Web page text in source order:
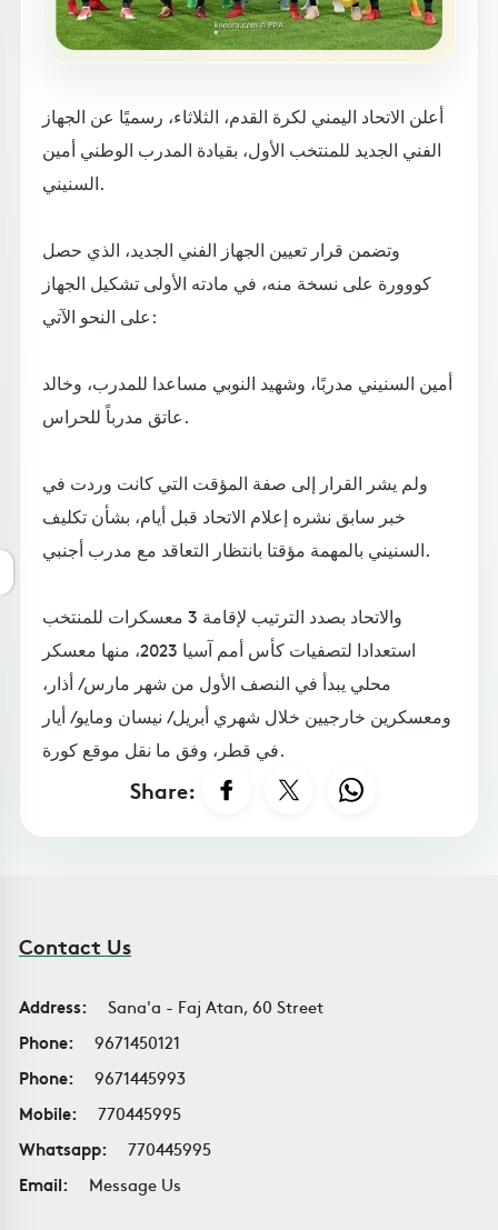
أعلن الاتحاد اليمني لكرة القدم، الثلاثاء، رسميًا عن الجهاز
الفني الجديد للمنتخب الأول، بقيادة المدرب الوطني أمين
السنيني.
وتضمن قرار تعيين الجهاز الفني الجديد، الذي حصل
كووورة على نسخة منه، في مادته الأولى تشكيل الجهاز
على النحو الآتي:
أمين السنيني مدربًا، وشهيد النوبي مساعدا للمدرب، وخالد
عاتق مدرباً للحراس.
ولم يشر القرار إلى صفة المؤقت التي كانت وردت في
خبر سابق نشره إعلام الاتحاد قبل أيام، بشأن تكليف
السنيني بالمهمة مؤقتا بانتظار التعاقد مع مدرب أجنبي.
والاتحاد بصدد الترتيب لإقامة 3 معسكرات للمنتخب
استعدادا لتصفيات كأس أمم آسيا 2023، منها معسكر
محلي يبدأ في النصف الأول من شهر مارس/ أذار،
ومعسكرين خارجيين خلال شهري أبريل/ نيسان ومايو/ أيار
في قطر، وفق ما نقل موقع كورة.
Share:
Contact Us
Address:
Sana'a - Faj Atan, 60 Street
Phone:
9671450121
Phone:
9671445993
Mobile:
770445995
Whatsapp:
770445995
Email:
Message Us